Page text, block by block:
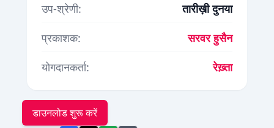
उप-श्रेणी:
तारीख़ी दुनया
प्रकाशक:
सरवर हुसैन
योगदानकर्ता:
रेख़्ता
डाउनलोड शुरू करें